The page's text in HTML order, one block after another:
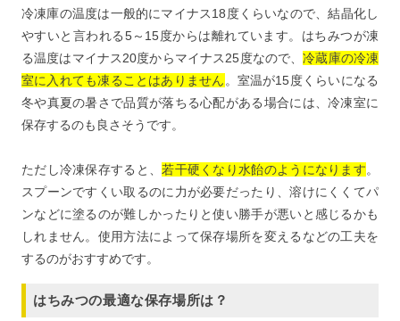
冷凍庫の温度は一般的にマイナス18度くらいなので、結晶化し
やすいと言われる5～15度からは離れています。はちみつが凍
る温度はマイナス20度からマイナス25度なので、冷蔵庫の冷凍
室に入れても凍ることはありません 。室温が15度くらいになる
冬や真夏の暑さで品質が落ちる心配がある場合には、冷凍室に
保存するのも良さそうです。
ただし冷凍保存すると、若干硬くなり水飴のようになります。
スプーンですくい取るのに力が必要だったり、溶けにくくてパ
ンなどに塗るのが難しかったりと使い勝手が悪いと感じるかも
しれません。使用方法によって保存場所を変えるなどの工夫を
するのがおすすめです。
はちみつの最適な保存場所は？